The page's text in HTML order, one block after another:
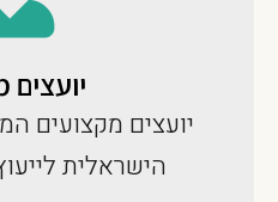
יועצים
יועצים מקצועים
הישראלית